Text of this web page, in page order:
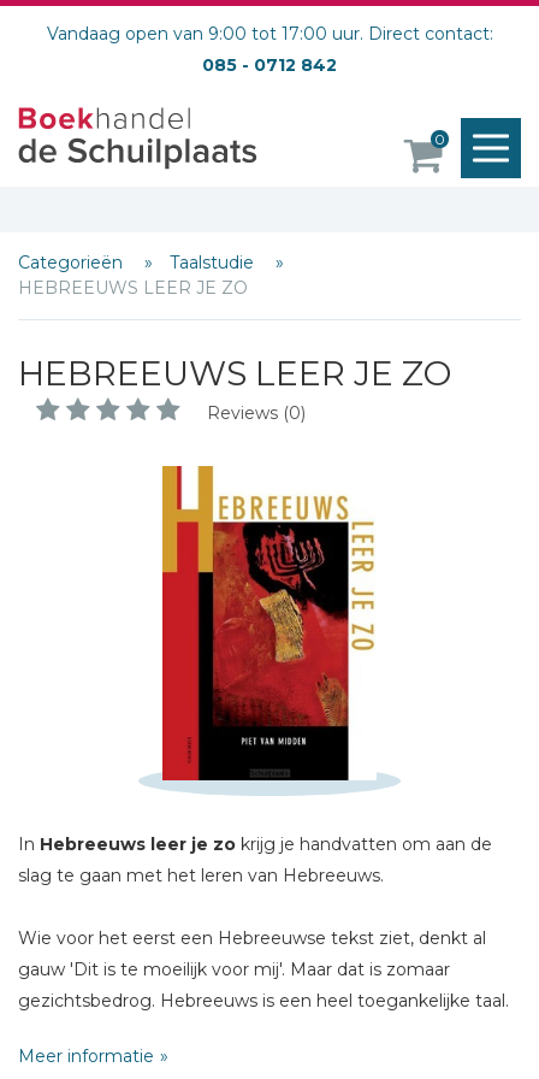
Vandaag open van 9:00 tot 17:00 uur. Direct contact:
085 - 0712 842
0
Categorieën
Taalstudie
HEBREEUWS LEER JE ZO
HEBREEUWS LEER JE ZO
Reviews (0)
In Hebreeuws leer je zo krijg je handvatten om aan de
slag te gaan met het leren van Hebreeuws.
Wie voor het eerst een Hebreeuwse tekst ziet, denkt al
gauw 'Dit is te moeilijk voor mij'. Maar dat is zomaar
gezichtsbedrog. Hebreeuws is een heel toegankelijke taal.
bijzondere wereld van de bijbelse literatuur. Dat is wat de
Meer informatie
Schrijf hieronder je review!
Naam *
E-mail *